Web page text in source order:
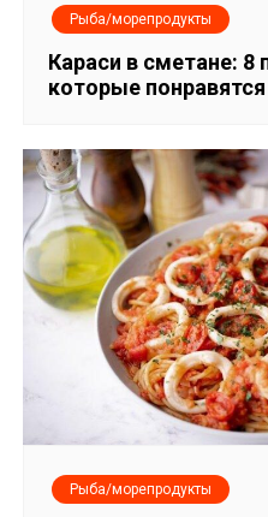
Рыба/морепродукты
Караси в сметане: 8
которые
Рыба/морепродукты